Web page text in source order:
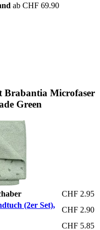
ab CHF 69.90
Brabantia Microfaser
Green
CHF 2.95
(2er Set),
CHF 2.90
CHF 5.85